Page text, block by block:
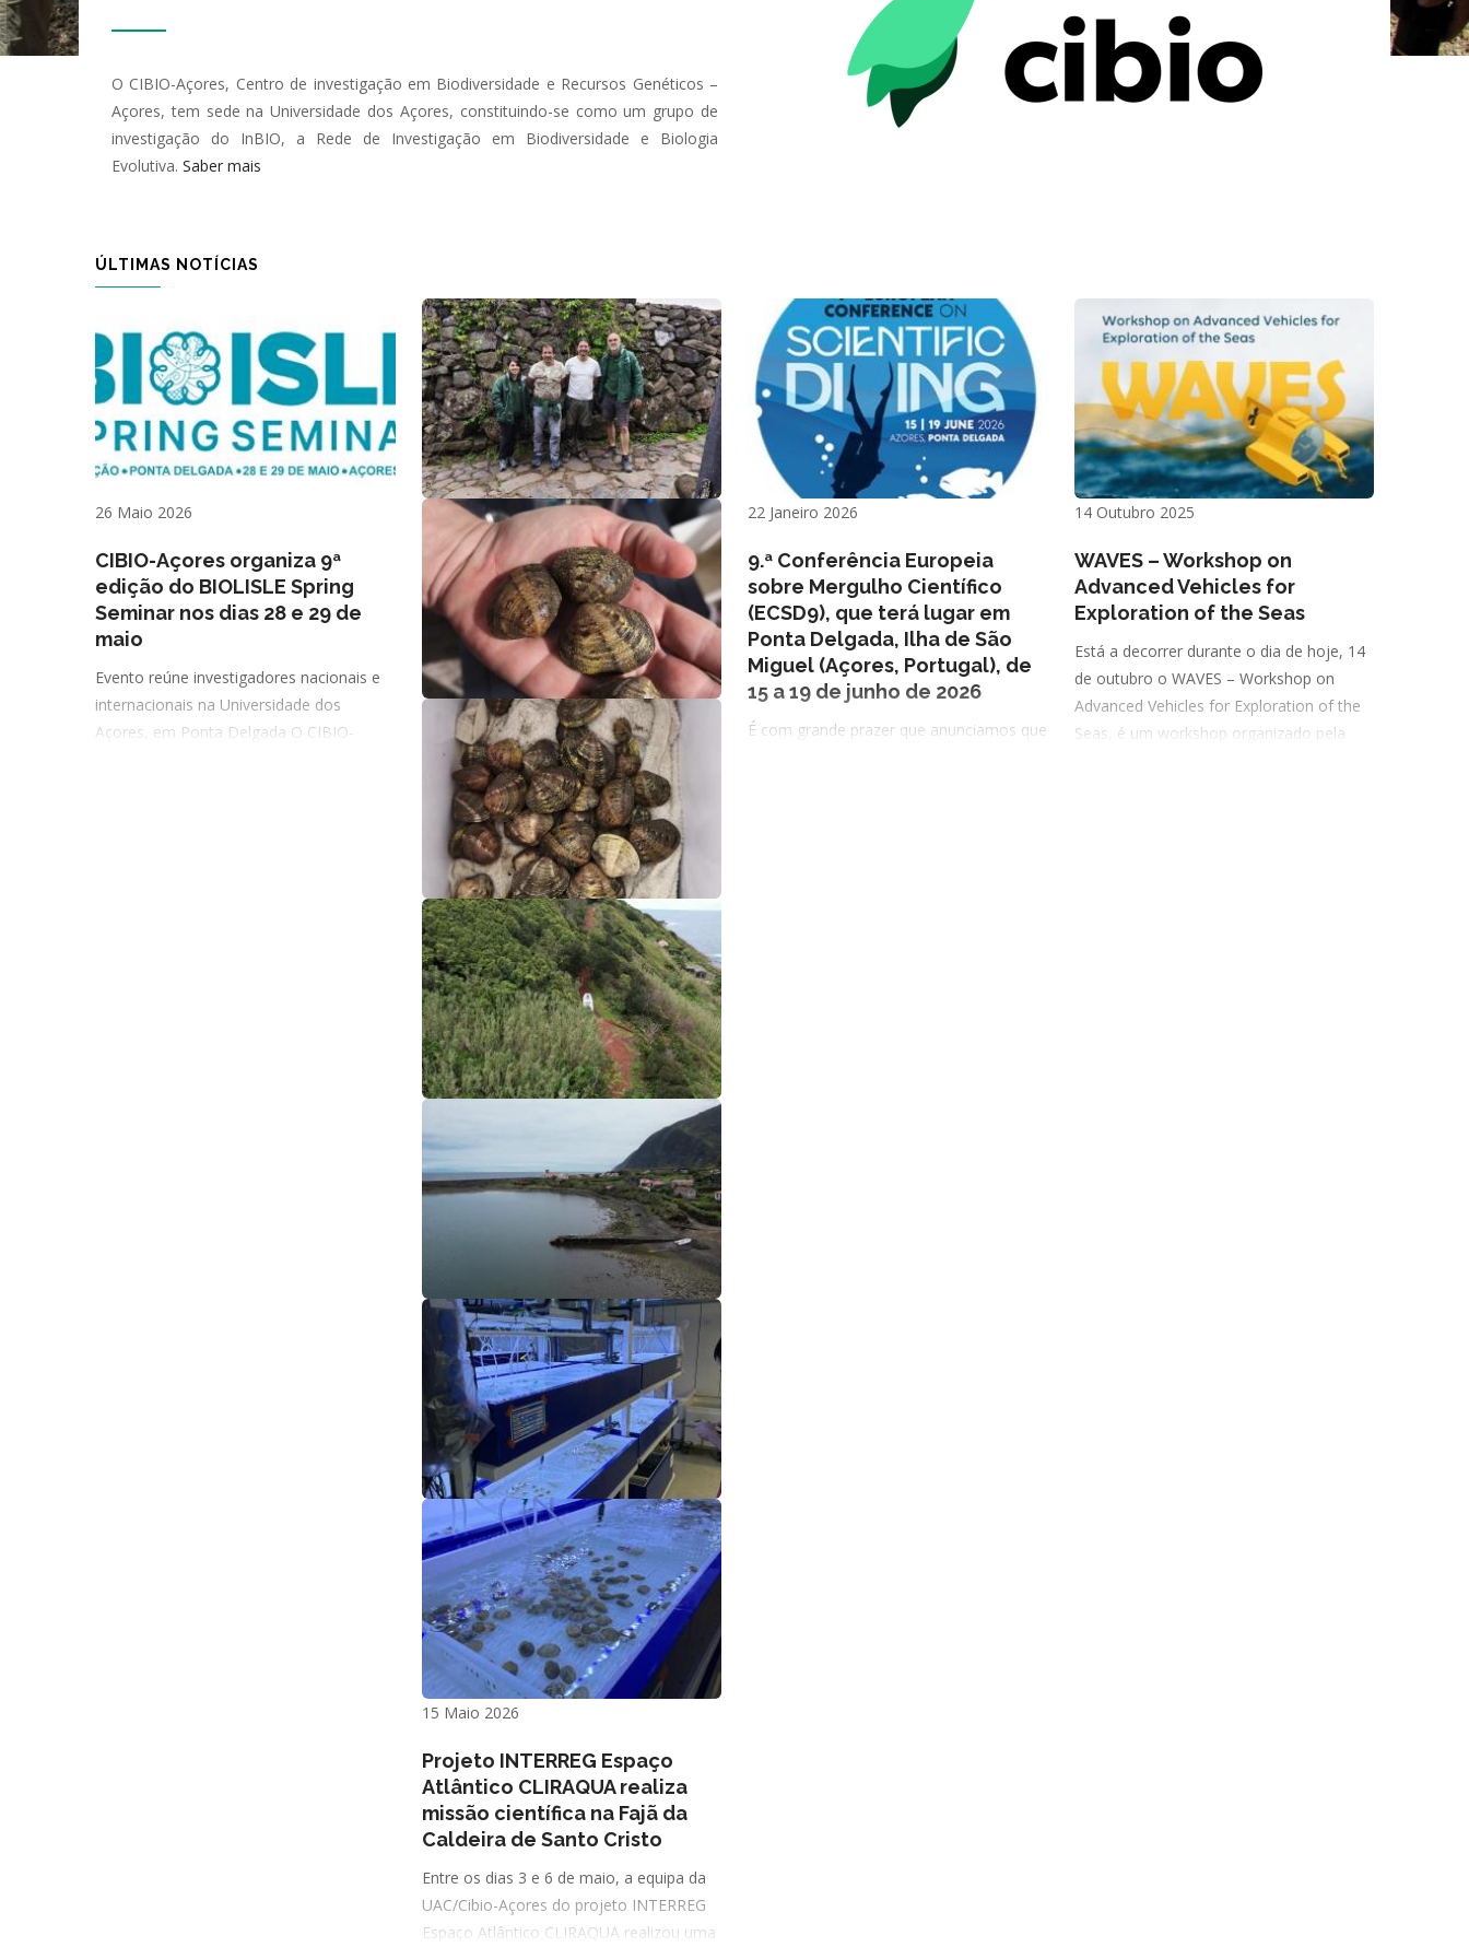
O CIBIO-Açores, Centro de investigação em Biodiversidade e Recursos Genéticos –
Açores, tem sede na Universidade dos Açores, constituindo-se como um grupo de
investigação do InBIO, a Rede de Investigação em Biodiversidade e Biologia
Evolutiva. Saber mais
ÚLTIMAS NOTÍCIAS
26 Maio 2026
CIBIO-Açores organiza 9ª
edição do BIOLISLE Spring
Seminar nos dias 28 e 29 de
maio
Evento reúne investigadores nacionais e
internacionais na Universidade dos
Açores, em Ponta Delgada O CIBIO-
15 Maio 2026
Projeto INTERREG Espaço
Atlântico CLIRAQUA realiza
missão científica na Fajã da
Caldeira de Santo Cristo
Entre os dias 3 e 6 de maio, a equipa da
UAC/Cibio-Açores do projeto INTERREG
Espaço Atlântico CLIRAQUA realizou uma
22 Janeiro 2026
9.ª Conferência Europeia
sobre Mergulho Científico
(ECSD9), que terá lugar em
Ponta Delgada, Ilha de São
Miguel (Açores, Portugal), de
15 a 19 de junho de 2026
É com grande prazer que anunciamos que
14 Outubro 2025
WAVES – Workshop on
Advanced Vehicles for
Exploration of the Seas
Está a decorrer durante o dia de hoje, 14
de outubro o WAVES – Workshop on
Advanced Vehicles for Exploration of the
Seas, é um workshop organizado pela